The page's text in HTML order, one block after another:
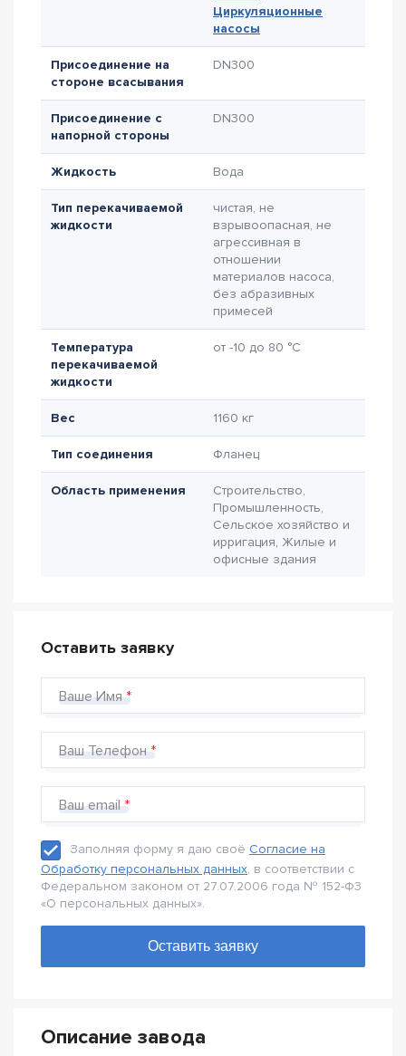
Циркуляционные
насосы
Присоединение на
стороне всасывания
DN300
Присоединение с
напорной стороны
DN300
Жидкость Вода
Тип перекачиваемой
жидкости
чистая, не
взрывоопасная, не
агрессивная в
отношении
материалов насоса,
без абразивных
примесей
Температура
перекачиваемой
жидкости
от -10 до 80 °C
Вес 1160 кг
Тип соединения Фланец
Область применения
Строительство,
Промышленность,
Сельское хозяйство и
ирригация, Жилые и
офисные здания
Оставить заявку
Ваше Имя
Ваш Телефон
Ваш email
Заполняя форму я даю своё Согласие на
Обработку персональных данных, в соответствии с
Федеральном законом от 27.07.2006 года № 152-Ф3
«О персональных данных».
Описание завода